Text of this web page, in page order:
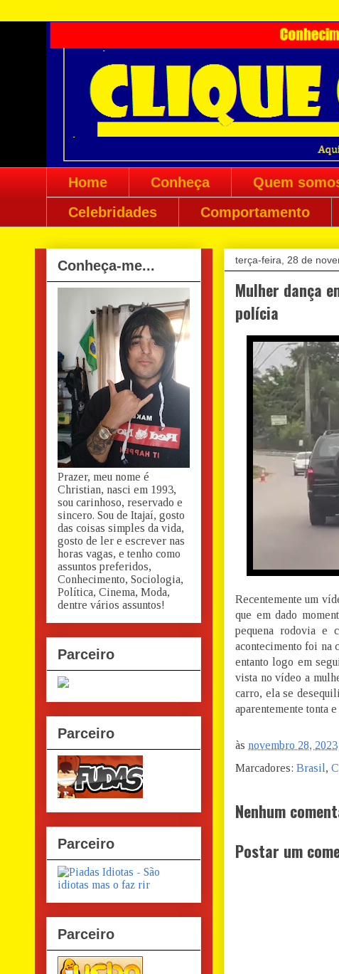
Home Conheça Quem
Celebridades
Comportamento
terça-feira, 28 de
Mulher dança
polícia
Recentemente um
que em dado
pequena rodovia e
acontecimento foi na
entanto logo em
vista no vídeo a
carro, ela se
aparentemente tonta
às novembro 28, 2023
Marcadores: Brasil ,
Nenhum
Postar um
Conheça-me...
Prazer, meu nome é
Christian, nasci em 1993,
sou carinhoso, reservado e
sincero. Sou de Itajaí, gosto
das coisas simples da vida,
gosto de ler e escrever nas
horas vagas, e tenho como
assuntos preferidos,
Conhecimento, Sociologia,
Política, Cinema, Moda,
dentre vários assuntos!
Parceiro
Parceiro
Parceiro
Parceiro